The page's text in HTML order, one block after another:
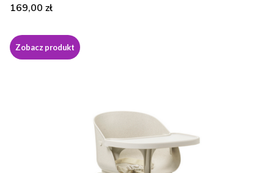
Cena
169,00 zł
Zobacz produkt